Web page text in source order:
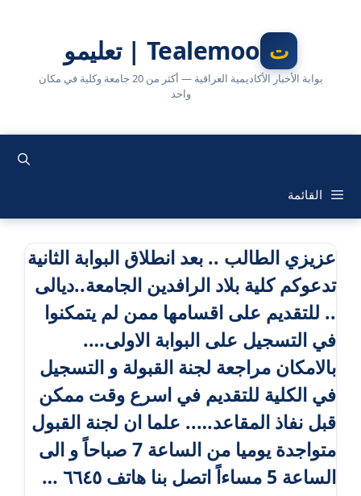
Tealemoo | تعليمو
بوابة الأخبار الأكاديمية العراقية — أكثر من 20 جامعة وكلية في مكان
واحد
القائمة
عزيزي الطالب .. بعد انطلاق البوابة الثانية
تدعوكم كلية بلاد الرافدين الجامعة..ديالى
.. للتقديم على اقسامها ممن لم يتمكنوا
في التسجيل على البوابة الاولى….
بالامكان مراجعة لجنة القبولة و التسجيل
في الكلية للتقديم في اسرع وقت ممكن
قبل نفاذ المقاعد….. علما ان لجنة القبول
متواجدة يوميا من الساعة 7 صباحاً و الى
الساعة 5 مساءاً اتصل بنا هاتف ٦٦٤٥ …